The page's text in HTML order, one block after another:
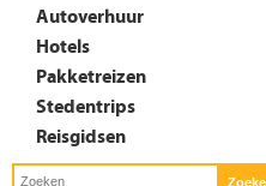
Autoverhuur
Hotels
Pakketreizen
Stedentrips
Reisgidsen